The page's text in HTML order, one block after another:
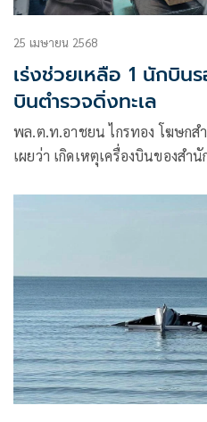
25 เมษายน 2568
เร่งช่วยเหลือ 1 นักบิน
บินตำรวจดิ่งทะเล
พล.ต.ท.อาชยน ไกรทอง โฆษกส
เผยว่า เกิดเหตุเครื่องบินของสำ